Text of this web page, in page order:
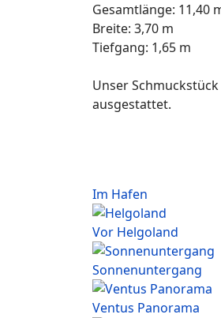
Gesamtlänge: 11,40
Breite: 3,70 m
Tiefgang: 1,65 m
Unser
ausgestattet.
Im Hafen
Vor Helgoland
Sonnenuntergang
Ventus Panorama